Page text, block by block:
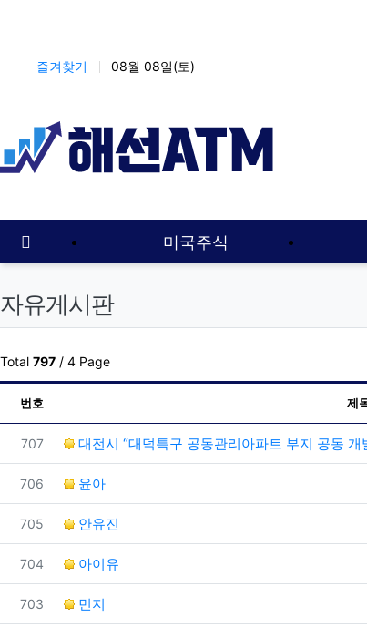
상단 네비
즐겨찾기 08월 08일(토)
메인 메뉴 미국주식
홈으로
자유게시판
Total 797 / 4 Page
번호 제
번호
707 대전시 “대덕특구 공동관리아파트 부지 공동 개
번호
706 윤아
번호
705 안유진
번호
704 아이유
번호
703 민지